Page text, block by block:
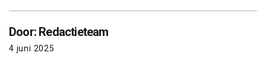
Door: Redactieteam
4 juni 2025